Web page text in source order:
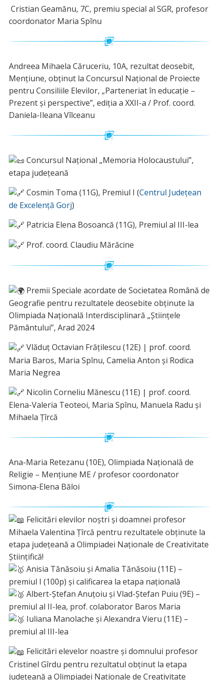
Cristian Geamănu, 7C, premiu special al SGR, profesor
coordonator Maria Spînu
Andreea Mihaela Căruceriu, 10A, rezultat deosebit,
Mențiune, obținut la Concursul Național de Proiecte
pentru Consiliile Elevilor, „Parteneriat în educație –
Prezent și perspective”, ediția a XXII-a / Prof. coord.
Daniela-Ileana Vîlceanu
Concursul Național „Memoria Holocaustului”,
etapa județeană
Cosmin Toma (11G), Premiul I (Centrul Județean
de Excelență Gorj)
Patricia Elena Bosoancă (11G), Premiul al III-lea
Prof. coord. Claudiu Mărăcine
Premii Speciale acordate de Societatea Română de
Geografie pentru rezultatele deosebite obținute la
Olimpiada Națională Interdisciplinară „Științele
Pământului”, Arad 2024
Vlăduț Octavian Frățilescu (12E) | prof. coord.
Maria Baros, Maria Spînu, Camelia Anton și Rodica
Maria Negrea
Nicolin Corneliu Mănescu (11E) | prof. coord.
Elena-Valeria Teoteoi, Maria Spînu, Manuela Radu și
Mihaela Țîrcă
Ana-Maria Retezanu (10E), Olimpiada Națională de
Religie – Mențiune ME / profesor coordonator
Simona-Elena Băloi
Felicitări elevilor noștri și doamnei profesor
Mihaela Valentina Țîrcă pentru rezultatele obținute la
etapa județeană a Olimpiadei Naționale de Creativitate
Științifică!
Anisia Tănăsoiu și Amalia Tănăsoiu (11E) –
premiul I (100p) și calificarea la etapa națională
Albert-Ștefan Anuțoiu și Vlad-Ștefan Puiu (9E) –
premiul al II-lea, prof. colaborator Baros Maria
Iuliana Manolache și Alexandra Vieru (11E) –
premiul al III-lea
Felicitări elevelor noastre și domnului profesor
Cristinel Gîrdu pentru rezultatul obținut la etapa
județeană a Olimpiadei Naționale de Creativitate